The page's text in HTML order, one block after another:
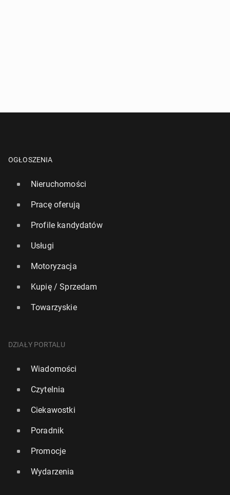
OGŁOSZENIA
Nieruchomości
Pracę oferują
Profile kandydatów
Usługi
Motoryzacja
Kupię / Sprzedam
Towarzyskie
DZIAŁY PORTALU
Wiadomości
Czytelnia
Ciekawostki
Poradnik
Promocje
Wydarzenia